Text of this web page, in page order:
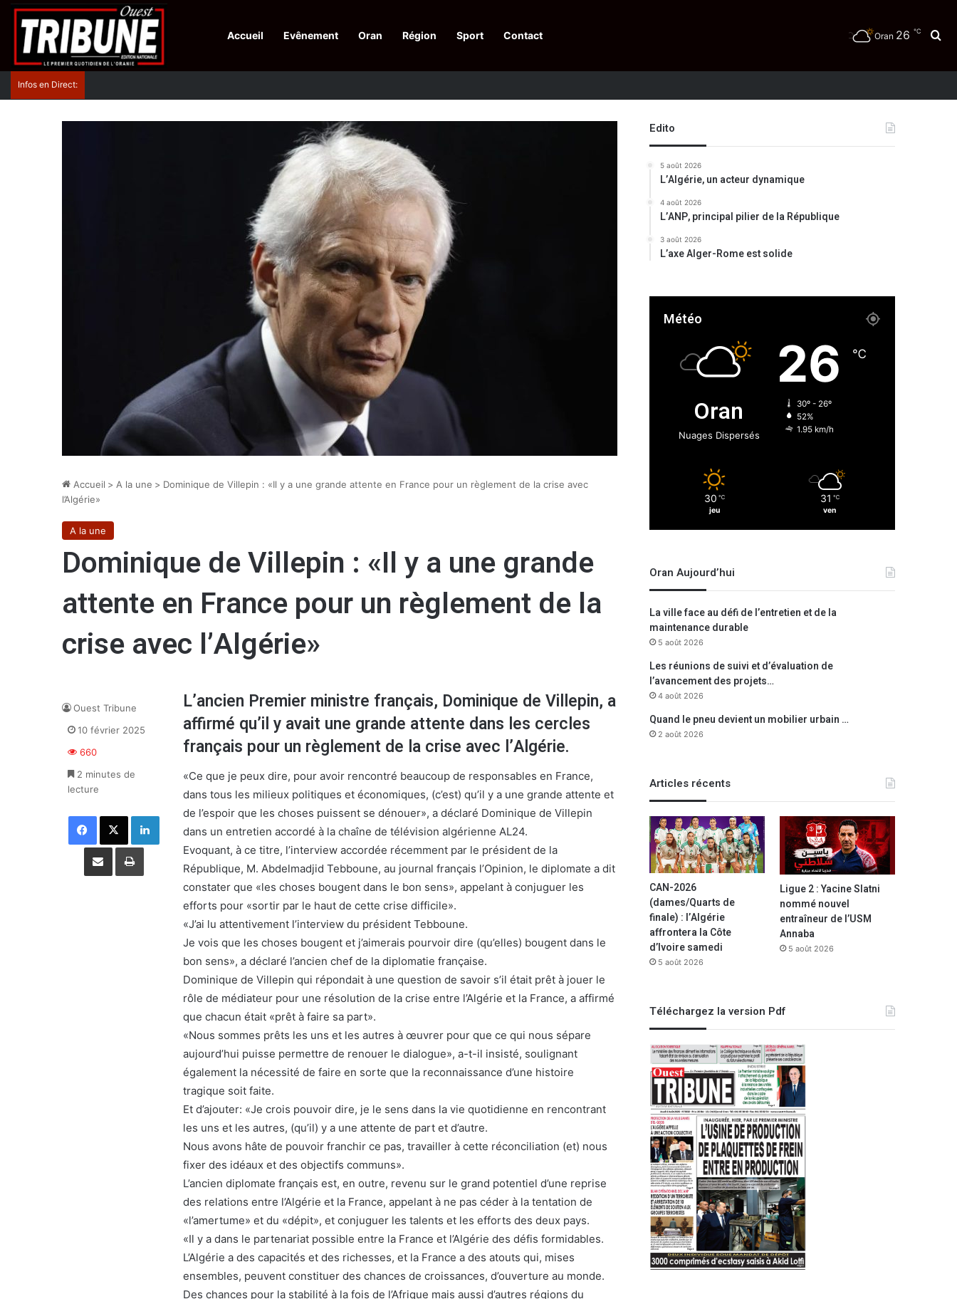
Accueil Evênement Oran Région Sport Contact Oran 26 ℃
Infos en Direct:
Accueil > A la une > Dominique de Villepin : «Il y a une grande attente en France pour un règlement de la crise avec
l’Algérie»
A la une
Dominique de Villepin : «Il y a une grande
attente en France pour un règlement de la
crise avec l’Algérie»
L’ancien Premier ministre français, Dominique de Villepin, a
affirmé qu’il y avait une grande attente dans les cercles
français pour un règlement de la crise avec l’Algérie.
«Ce que je peux dire, pour avoir rencontré beaucoup de responsables en France,
dans tous les milieux politiques et économiques, (c’est) qu’il y a une grande attente et
de l’espoir que les choses puissent se dénouer», a déclaré Dominique de Villepin
dans un entretien accordé à la chaîne de télévision algérienne AL24.
Evoquant, à ce titre, l’interview accordée récemment par le président de la
République, M. Abdelmadjid Tebboune, au journal français l’Opinion, le diplomate a dit
constater que «les choses bougent dans le bon sens», appelant à conjuguer les
efforts pour «sortir par le haut de cette crise difficile».
«J’ai lu attentivement l’interview du président Tebboune.
Je vois que les choses bougent et j’aimerais pourvoir dire (qu’elles) bougent dans le
bon sens», a déclaré l’ancien chef de la diplomatie française.
Dominique de Villepin qui répondait à une question de savoir s’il était prêt à jouer le
rôle de médiateur pour une résolution de la crise entre l’Algérie et la France, a affirmé
que chacun était «prêt à faire sa part».
«Nous sommes prêts les uns et les autres à œuvrer pour que ce qui nous sépare
aujourd’hui puisse permettre de renouer le dialogue», a-t-il insisté, soulignant
également la nécessité de faire en sorte que la reconnaissance d’une histoire
tragique soit faite.
Et d’ajouter: «Je crois pouvoir dire, je le sens dans la vie quotidienne en rencontrant
les uns et les autres, (qu’il) y a une attente de part et d’autre.
Nous avons hâte de pouvoir franchir ce pas, travailler à cette réconciliation (et) nous
fixer des idéaux et des objectifs communs».
L’ancien diplomate français est, en outre, revenu sur le grand potentiel d’une reprise
des relations entre l’Algérie et la France, appelant à ne pas céder à la tentation de
«l’amertume» et du «dépit», et conjuguer les talents et les efforts des deux pays.
«Il y a dans le partenariat possible entre la France et l’Algérie des défis formidables.
L’Algérie a des capacités et des richesses, et la France a des atouts qui, mises
ensembles, peuvent constituer des chances de croissances, d’ouverture au monde.
Des chances pour la stabilité à la fois de l’Afrique mais aussi d’autres régions du
Ouest Tribune
10 février 2025
660
2 minutes de
lecture
Facebook X Linkedin
Partager par email Imprimer
Edito
5 août 2026
L’Algérie, un acteur dynamique
4 août 2026
L’ANP, principal pilier de la République
3 août 2026
L’axe Alger-Rome est solide
Météo
Oran
Nuages Dispersés
26 ℃
30º - 26º
52%
1.95 km/h
30 ℃
jeu
31 ℃
ven
Oran Aujourd’hui
La ville face au défi de l’entretien et de la
maintenance durable
5 août 2026
Les réunions de suivi et d’évaluation de
l’avancement des projets…
4 août 2026
Quand le pneu devient un mobilier urbain …
2 août 2026
Articles récents
CAN-2026
(dames/Quarts de
finale) : l’Algérie
affrontera la Côte
d’Ivoire samedi
5 août 2026
Ligue 2 : Yacine Slatni
nommé nouvel
entraîneur de l’USM
Annaba
5 août 2026
Téléchargez la version Pdf